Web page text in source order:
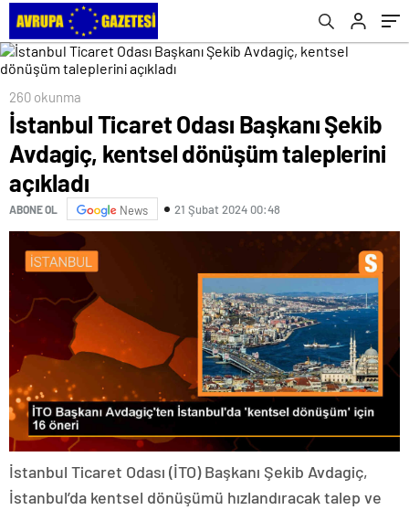
açıkladı
260 okunma
İstanbul Ticaret Odası Başkanı Şekib
Avdagiç, kentsel dönüşüm taleplerini
açıkladı
ABONE OL News 21 Şubat 2024 00:48
İstanbul Ticaret Odası (İTO) Başkanı Şekib Avdagiç,
İstanbul’da kentsel dönüşümü hızlandıracak talep ve